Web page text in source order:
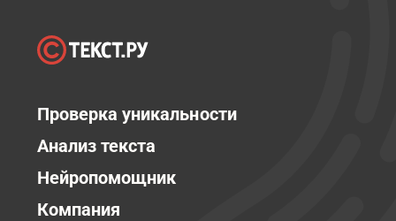
Проверка уникальности
Анализ текста
Нейропомощник
Компания